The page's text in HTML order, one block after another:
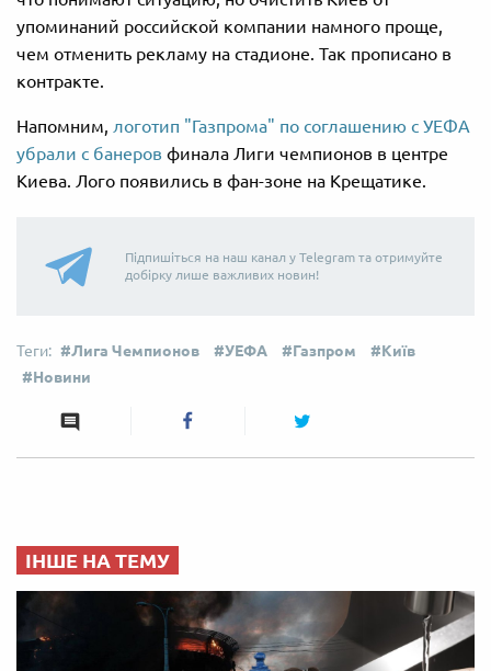
упоминаний российской компании намного проще,
чем отменить рекламу на стадионе. Так прописано в
контракте.
Напомним, логотип "Газпрома" по соглашению с УЕФА
убрали с банеров финала Лиги чемпионов в центре
Киева. Лого появились в фан-зоне на Крещатике.
Підпишіться на наш канал у Telegram та отримуйте
добірку лише важливих новин!
Лига Чемпионов УЕФА Газпром
Київ
Новини
ІНШЕ НА ТЕМУ